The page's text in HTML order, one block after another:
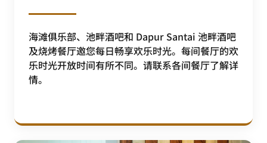
海滩俱乐部、池畔酒吧和 Dapur Santai 池畔酒吧
及烧烤餐厅邀您每日畅享欢乐时光。每间餐厅的欢
乐时光开放时间有所不同。请联系各间餐厅了解详
情。